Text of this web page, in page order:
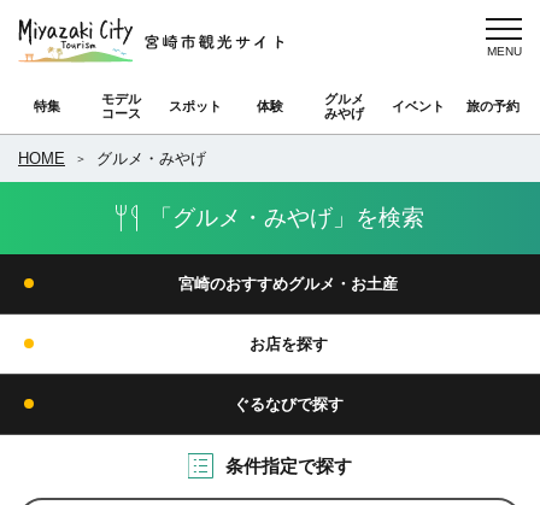
特集
モデル
コース
スポット 体験
グルメ
みやげ
イベント 旅の予約
HOME グルメ・みやげ
「グルメ・みやげ」を検索
宮崎のおすすめグルメ・お土産
お店を探す
ぐるなびで探す
条件指定で探す